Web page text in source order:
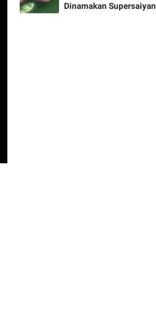
Dinamakan Supersaiyan